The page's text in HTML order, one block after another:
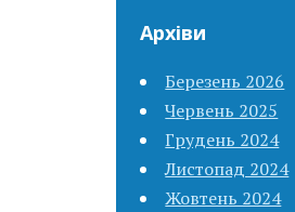
Архіви
Березень 2026
Червень 2025
Грудень 2024
Листопад 2024
Жовтень 2024